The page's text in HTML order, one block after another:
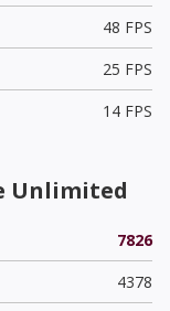
48 FPS
25 FPS
14 FPS
Unlimited
7826
4378